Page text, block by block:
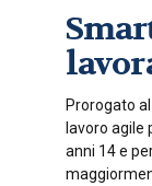
Prorogato
lavoro agile
anni 14 e